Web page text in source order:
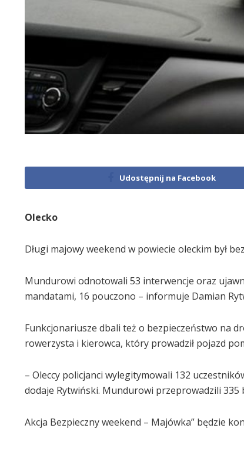
Udostępnij na Facebook
Olecko
Długi majowy weekend w powiecie oleckim był
Mundurowi odnotowali 53 interwencje oraz
mandatami, 16 pouczono – informuje Damian
Funkcjonariusze dbali też o bezpieczeństwo na
rowerzysta i kierowca, który prowadził pojazd
– Oleccy policjanci wylegitymowali 132
dodaje Rytwiński. Mundurowi przeprowadzili 335
Akcja Bezpieczny weekend – Majówka” będzie